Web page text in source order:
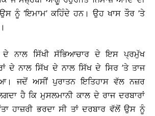
ਨੂੰ ‘ਇਮਾਮ’ ਕਹਿੰਦੇ ਹਨ। ਉਹ ਖਾਸ ਤੌਰ ’ਤੇ
ਦੇ ਨਾਲ ਸਿੱਖੀ ਸੱਭਿਆਚਾਰ ਦੇ ਇਸ ਪ੍ਰਮੁੱਖ
ਦੇ ਨਾਲ ਸਿੱਖ ਦੇ ਨਾਲ ਸਿੱਖ ਦੇ ਸਿਰ ’ਤੇ ਤਾਜ
ਜਦੋਂ ਅਸੀਂ ਪੁਰਾਤਨ ਇਤਿਹਾਸ ਵੱਲ ਨਜ਼ਰ
ਹੈ ਕਿ ਮੁਸਲਮਾਨੀ ਕਾਲ ਦੇ ਰਾਜ ਦਰਬਾਰਾਂ
ਹਾਜ਼ਰੀ ਭਰਦਾ ਸੀ ਤਾਂ ਦਰਬਾਰ ਵੱਲੋਂ ਉਸ ਨੂੰ